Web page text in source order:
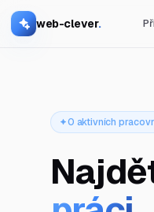
web-clever.
0 aktivních